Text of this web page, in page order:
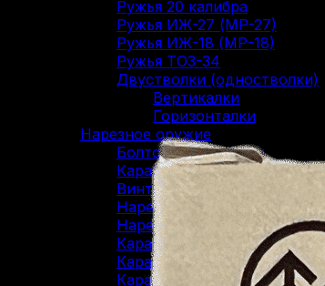
Ружья 20 калибра
Ружья ИЖ-27 (МР-27)
Ружья ИЖ-18 (МР-18)
Ружья ТОЗ-34
Двустволки (одностволки)
Вертикалки
Горизонталки
Нарезное оружие
Болтовые карабины
Карабины Blaser
Винтовки Мосина
Нарезные карабины Сайга
Нарезные карабины Вепрь
Карабины 22 LR
Карабины 223 Rem
Карабины 30-06 SPR